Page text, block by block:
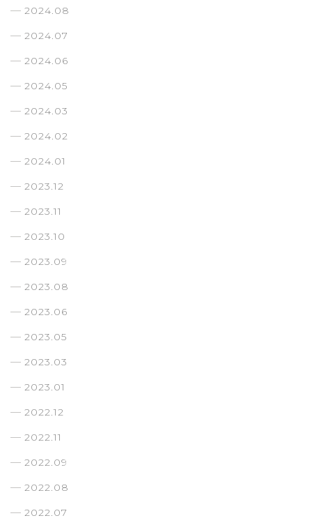
2024.08
2024.07
2024.06
2024.05
2024.03
2024.02
2024.01
2023.12
2023.11
2023.10
2023.09
2023.08
2023.06
2023.05
2023.03
2023.01
2022.12
2022.11
2022.09
2022.08
2022.07